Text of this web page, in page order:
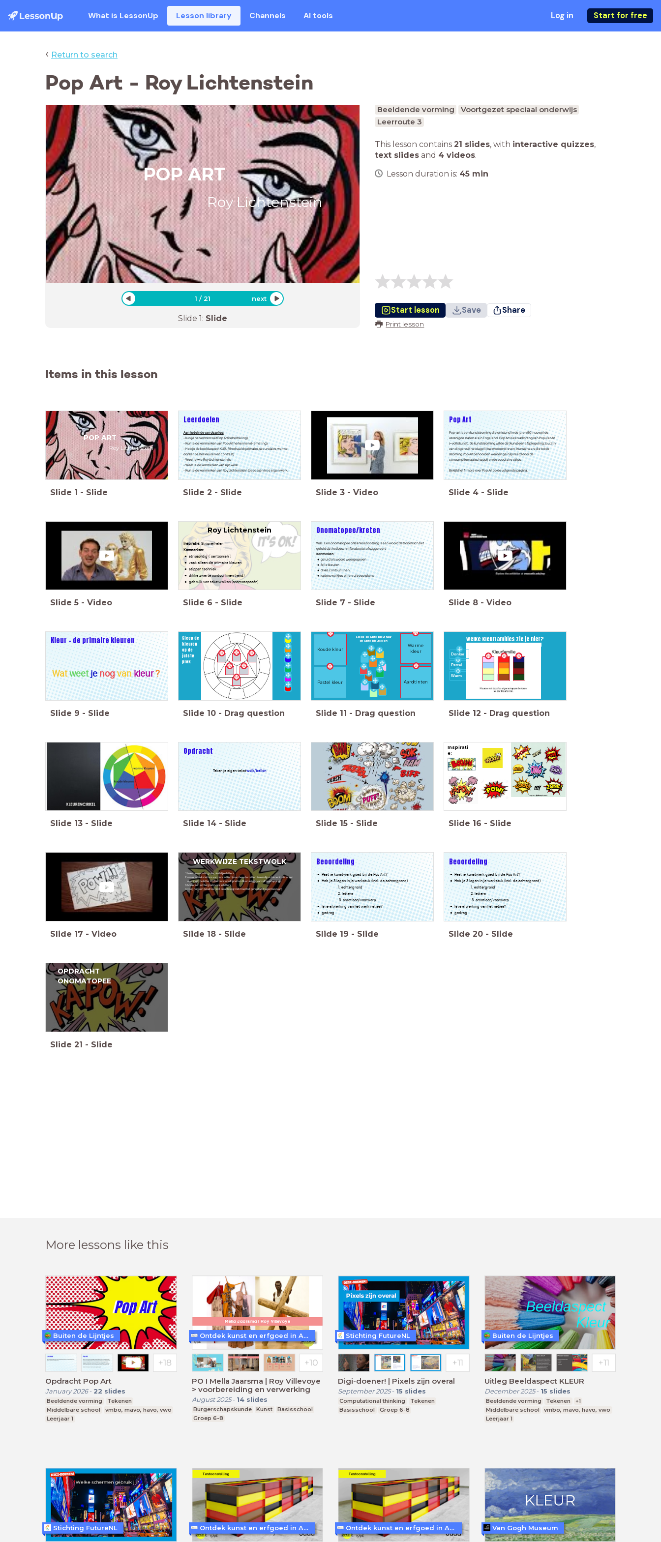
What is LessonUp Lesson library Channels AI tools Log in Start for free
‹ Return to search
Pop Art - Roy Lichtenstein
POP ART
Roy Lichtenstein
1 /21 next
Slide 1: Slide
Beeldende vorming
Voortgezet speciaal onderwijs
Leerroute 3
This lesson contains 21 slides, with interactive quizzes,
text slides and 4 videos.
Lesson duration is: 45 min
Start lesson Save Share
Print lesson
Items in this lesson
POP ART
Roy Lichtenstein
Slide 1 - Slide
Leerdoelen
Aan het einde van deze les:
- kun je herkennen wat Pop Art is (herhaling).
- Kun je de kenmerken van Pop Art herkennen (Herhaling).
- Heb je de beeldaspect KLEUR herhaald (primaire, secundaire, warme,
donker, pastel kleuren en contrast)
- Weet je wie Roy Lichtenstein is.
- Weet je de kenmerken van zijn werk.
- Kun je de kenmerken van Roy Lichtenstein toepassen in je eigen werk.
Slide 2 - Slide Slide 3 - Video
Pop Art
Pop-art is een kunststroming die ontstond in de jaren 50 in zowel de
verenigde staten als in Engeland. Pop Art is een afkorting van Popular Art
(=volkskunst). De kunststroming wilde dat kunst een afspiegeling zou zijn
van dingen uit het dagelijkse moderne leven. Kunstenaars die tot de
stroming Pop Art behoorden werden geinspireerd door de
consumptiemaatschappij en de populaire strips.
Bekijk het filmpje over Pop Art op de volgende pagina.
Slide 4 - Slide
Slide 5 - Video
Roy Lichtenstein
Inspiratie: Stripverhalen
Kenmerken:
stripachtig ("cartoonish")
vaak alleen de primaire kleuren
stippen techniek
dikke zwarte contourlijnen (rand)
gebruik van tekstwolken (onomatopeeën)
Slide 6 - Slide
Onomatopee/kreten
Wiki: Een onomatopee of klanknabootsing is een woord dat fonetisch het
geluid dat het beschrijft nabootst of suggereert.
Kenmerken:
geluid als woord weergegeven
felle kleuren
dikke contourlijnen
kaders, wolkjes, pijlen, uitroeptekens
Slide 7 - Slide Slide 8 - Video
Kleur - de primaire kleuren
Watweetjenogvankleur?
Slide 9 - Slide
Sleep de
kleuren
op de
juiste
plek
Slide 10 - Drag question
Sleep de juiste kleur naar
de juiste kleursoort
Koude kleur
Warme
kleur
Pastel kleur Aardtinten
Slide 11 - Drag question
welke kleurfamilies zie je hier?
Pastel
Warm
Donker
Slide 12 - Drag question
Slide 13 - Slide
Opdracht
Teken je eigen tekstwolk/ballon
Slide 14 - Slide Slide 15 - Slide
Inspirati
e:
Slide 16 - Slide
Slide 17 - Video
WERKWIJZE TEKSTWOLK
teken je woord in grote, duidelijke letters
maak er dikke letters van door er een lijn omheen te zetten én een lijn er binnenin als er een
opening in de letter zit (hierdoor wordt je letter dik en krijg je vanzelf overlapping)
Maak een achtergrond voor je letters
voeg nog een detail toe (incl. de achtergrond moet het geheel uit 3 lagen bestaan)
Slide 18 - Slide
Beoordeling
Past je kunstwerk goed bij de Pop Art?
Heb je 3 lagen in je werkstuk (incl. de achtergrond)
1. achtergrond
2. letters
3. emoticon/voorwerp
Is je afwerking van het werk netjes?
gedrag
Slide 19 - Slide
Beoordeling
Past je kunstwerk goed bij de Pop Art?
Heb je 3 lagen in je werkstuk (incl. de achtergrond)
1. achtergrond
2. letters
3. emoticon/voorwerp
Is je afwerking van het netjes?
gedrag
Slide 20 - Slide
OPDRACHT
ONOMATOPEE
Slide 21 - Slide
More lessons like this
Opdracht Pop Art
January 2026- 22 slides
Beeldende vorming
Tekenen
Middelbare school
vmbo, mavo, havo, vwo
Leerjaar 1
Buiten de Lijntjes
PO I Mella Jaarsma | Roy Villevoye
> voorbereiding en verwerking
August 2025- 14 slides
Burgerschapskunde Kunst
Basisschool
Groep 6-8
Ontdek kunst en erfgoed in Amersfoort
Digi-doener! | Pixels zijn overal
September 2025- 15 slides
Computational thinking
Tekenen
Basisschool
Groep 6-8
Stichting FutureNL
Uitleg Beeldaspect KLEUR
December 2025- 15 slides
Beeldende vorming Tekenen
+1
Middelbare school
vmbo, mavo, havo, vwo
Leerjaar 1
Buiten de Lijntjes
Stichting FutureNL Ontdek kunst en erfgoed in Amersfoort Ontdek kunst en erfgoed in Amersfoort Van Gogh Museum